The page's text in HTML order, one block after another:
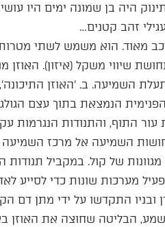
היה בן שמונה ימים היו
זהב קטנים…
מאוד. הוא משמש לשתי
שיווי משקל (איזון).
השמיעה. ב. 'האוזן
הנמצאת בתוך עצם
התוף, והתנודות הנגרמות
השמיעה אל מרכז השמיעה
של קול. במקביל תנודות
מערכות שונות כדי לסייע
התקדשו על ידי מתן דם
הבליטה שחוצה את האוזן